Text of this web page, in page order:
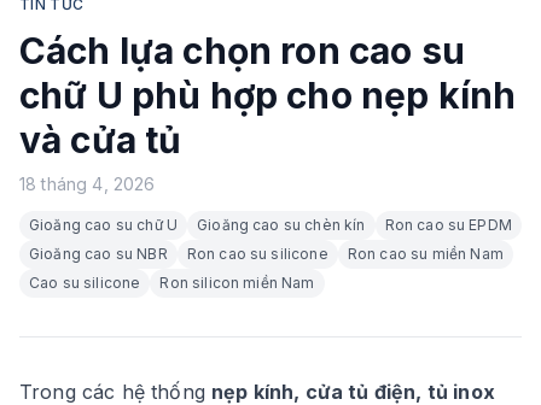
TIN TỨC
Cách lựa chọn ron cao su
chữ U phù hợp cho nẹp kính
và cửa tủ
18 tháng 4, 2026
Gioăng cao su chữ U Gioăng cao su chèn kín
Ron cao su EPDM
Gioăng cao su NBR
Ron cao su silicone
Ron cao su miền Nam
Cao su silicone
Ron silicon miền Nam
Trong các hệ thống nẹp kính, cửa tủ điện, tủ inox